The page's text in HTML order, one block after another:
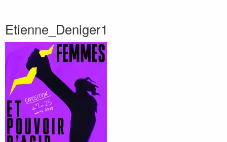
Etienne_Deniger1